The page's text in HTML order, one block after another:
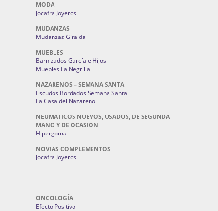
MODA
Jocafra Joyeros
MUDANZAS
Mudanzas Giralda
MUEBLES
Barnizados García e Hijos
Muebles La Negrilla
NAZARENOS – SEMANA SANTA
Escudos Bordados Semana Santa
La Casa del Nazareno
NEUMATICOS NUEVOS, USADOS, DE SEGUNDA
MANO Y DE OCASION
Hipergoma
NOVIAS COMPLEMENTOS
Jocafra Joyeros
ONCOLOGÍA
Efecto Positivo